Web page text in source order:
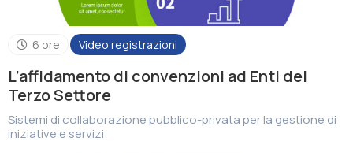
6 ore Video registrazioni
L’affidamento di convenzioni ad Enti del
Terzo Settore
Sistemi di collaborazione pubblico-privata per la gestione di
iniziative e servizi